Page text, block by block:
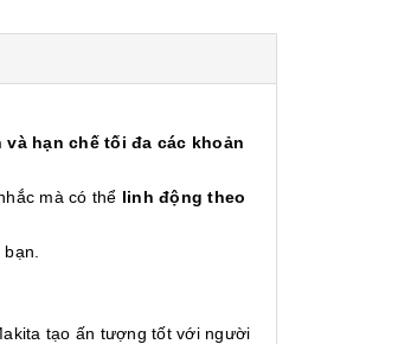
hạn chế tối đa các khoản
mà có thể linh động theo
tạo ấn tượng tốt với người